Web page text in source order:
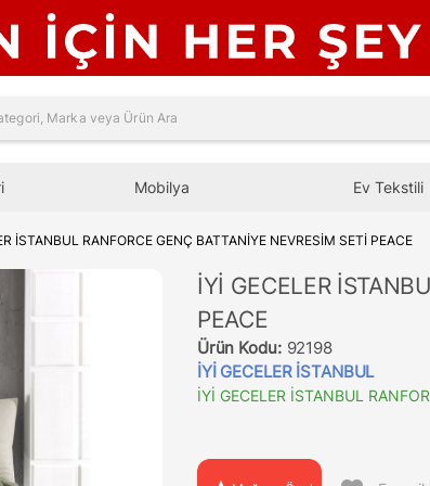
Mobilya Ev Tekstili
İSTANBUL RANFORCE GENÇ BATTANİYE NEVRESİM SETİ PEACE
İYİ GECELER
PEACE
Ürün Kodu: 92198
İYİ GECELER İSTANBUL
İYİ GECELER İSTANBUL